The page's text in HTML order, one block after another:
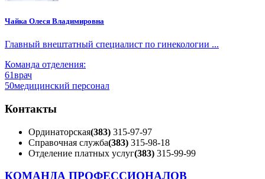
Чайка Олеся Владимировна
Главный внештатный специалист по гинекологии ...
Команда отделения:
61врач
50медицинский персонал
Контакты
Ординаторская(383) 315-97-97
Справочная служба(383) 315-98-18
Отделение платных услуг(383) 315-99-99
КОМАНДА ПРОФЕССИОНАЛОВ